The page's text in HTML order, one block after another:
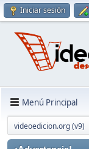
Iniciar sesión
Menú Principal
videoedicion.org (v9)